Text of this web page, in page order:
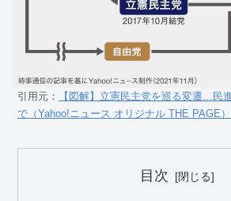
引用元：
【図解】立憲民主党を巡る変遷…民
で（Yahoo!ニュース オリジナル THE PAGE）
目次